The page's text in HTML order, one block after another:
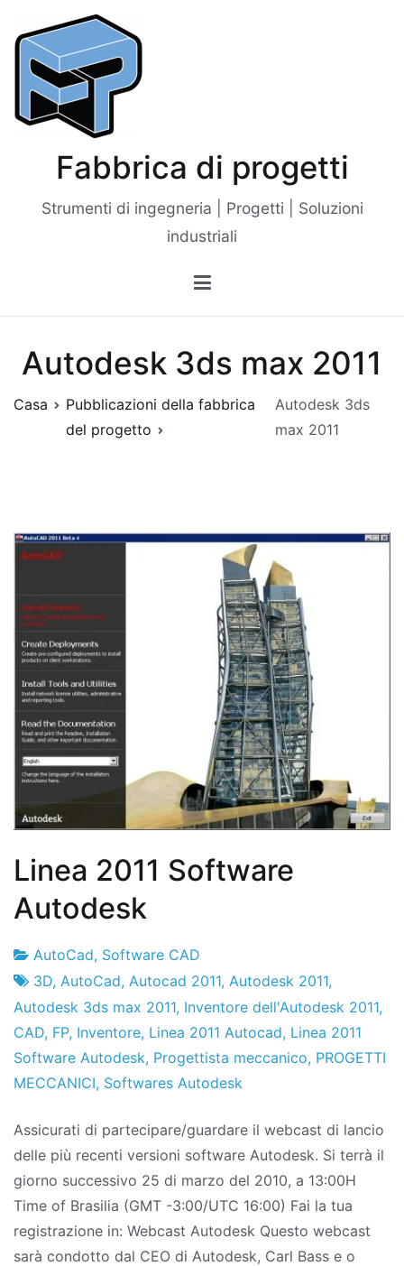
contenuto
Fabbrica di progetti
Strumenti di ingegneria | Progetti | Soluzioni
industriali
Autodesk 3ds max 2011
Casa
Pubblicazioni della fabbrica
del progetto
Autodesk 3ds
max 2011
Linea 2011 Software
Autodesk
Fabbrica
di
progetti
16
di
marzo
di
2010
AutoCad, Software CAD
3D, AutoCad, Autocad 2011, Autodesk 2011,
Autodesk 3ds max 2011, Inventore dell'Autodesk 2011,
CAD, FP, Inventore, Linea 2011 Autocad, Linea 2011
Software Autodesk, Progettista meccanico, PROGETTI
MECCANICI, Softwares Autodesk
Assicurati di partecipare/guardare il webcast di lancio
delle più recenti versioni software Autodesk. Si terrà il
giorno successivo 25 di marzo del 2010, a 13:00H
Time of Brasilia (GMT -3:00/UTC 16:00) Fai la tua
registrazione in: Webcast Autodesk Questo webcast
sarà condotto dal CEO di Autodesk, Carl Bass e o